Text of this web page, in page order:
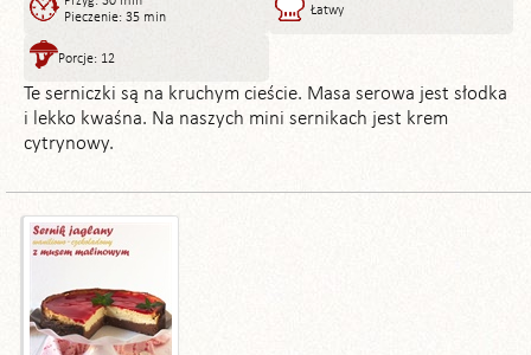
Pieczenie: 35 min
Łatwy
Porcje: 12
Te serniczki są na kruchym cieście. Masa serowa jest słodka
i lekko kwaśna. Na naszych mini sernikach jest krem
cytrynowy.